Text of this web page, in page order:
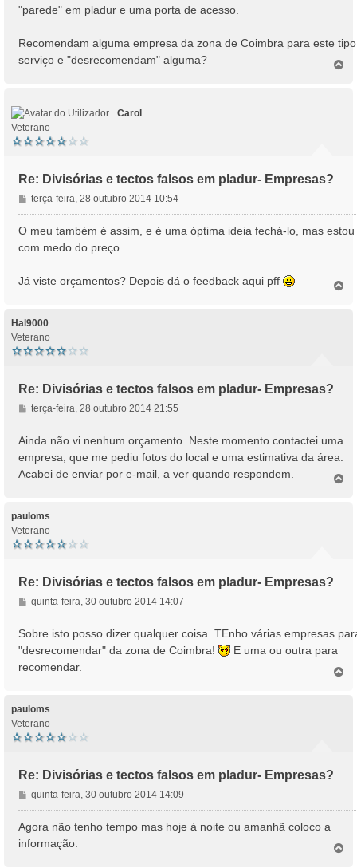
"parede" em pladur e uma porta de acesso.
Recomendam alguma empresa da zona de Coimbra para este tipo
serviço e "desrecomendam" alguma?
Carol
Veterano
Re: Divisórias e tectos falsos em pladur- Empresas?
M
e
a
e
terça-feira, 28 outubro 2014 10:54
O meu também é assim, e é uma óptima ideia fechá-lo, mas estou
com medo do preço.
Já viste orçamentos? Depois dá o feedback aqui pff
Hal9000
Veterano
Re: Divisórias e tectos falsos em pladur- Empresas?
M
e
n
a
g
terça-feira, 28 outubro 2014 21:55
Ainda não vi nenhum orçamento. Neste momento contactei uma
empresa, que me pediu fotos do local e uma estimativa da área.
Acabei de enviar por e-mail, a ver quando respondem.
pauloms
Veterano
Re: Divisórias e tectos falsos em pladur- Empresas?
M
e
n
s
a
g
quinta-feira, 30 outubro 2014 14:07
Sobre isto posso dizer qualquer coisa. TEnho várias empresas
"desrecomendar" da zona de Coimbra!
E uma ou outra para
recomendar.
pauloms
Veterano
Re: Divisórias e tectos falsos em pladur- Empresas?
M
e
n
s
quinta-feira, 30 outubro 2014 14:09
Agora não tenho tempo mas hoje à noite ou amanhã coloco a
informação.